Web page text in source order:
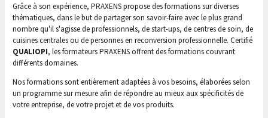
Grâce à son expérience, PRAXENS propose des formations sur diverses
thématiques, dans le but de partager son savoir-faire avec le plus grand
nombre qu'il s'agisse de professionnels, de start-ups, de centres de soin, de
cuisines centrales ou de personnes en reconversion professionnelle. Certifié
QUALIOPI, les formateurs PRAXENS offrent des formations couvrant
différents domaines.
Nos formations sont entièrement adaptées à vos besoins, élaborées selon
un programme sur mesure afin de répondre au mieux aux spécificités de
votre entreprise, de votre projet et de vos produits.